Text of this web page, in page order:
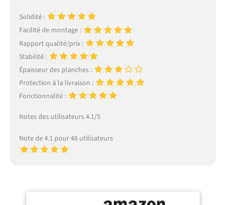
Solidité :
Facilité de montage :
Rapport qualité/prix :
Stabilité :
Épaisseur des planches :
Protection à la livraison :
Fonctionnalité :
Notes des utilisateurs 4.1/5
Note de 4.1 pour 48 utilisateurs